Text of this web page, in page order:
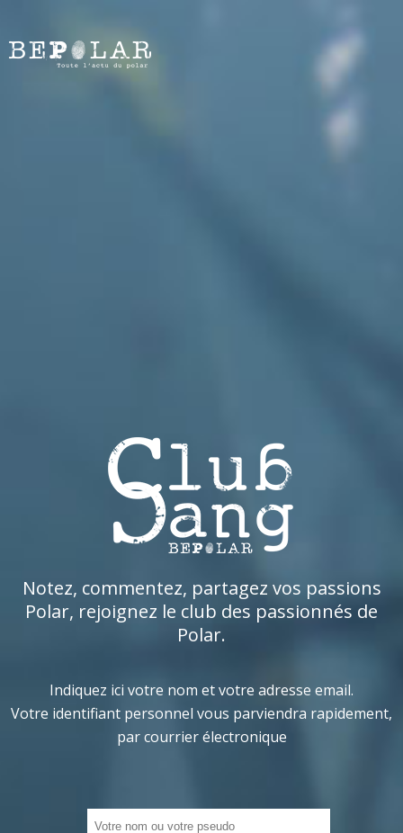
Notez, commentez, partagez vos passions
Polar, rejoignez le club des passionnés de
Polar.
Indiquez ici votre nom et votre adresse email.
Votre identifiant personnel vous parviendra rapidement,
par courrier électronique